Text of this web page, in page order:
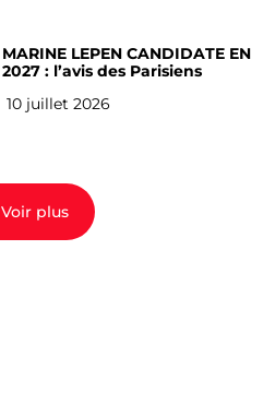
MARINE LEPEN CANDIDATE EN
2027 : l’avis des Parisiens
10 juillet 2026
Voir plus